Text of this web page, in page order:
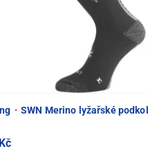
· SWN Merino lyžařské